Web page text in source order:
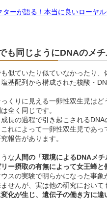
ターが語る！本当に良いローヤ
も同じようにDNAのメ
も似ていたり似ていなかったり
基配列から構成された核酸・
くりに見える一卵性双生児は
全く同じです。
成長の過程で引き起こされる
れによって一卵性双生児であ
報告があります。
な 人間の「環境によるDNAメ
ー摂取の有無によって女王蜂
スの実験で明らかになった事
せんが、実は他の研究において
化が生じ、遺伝子の働き方に違